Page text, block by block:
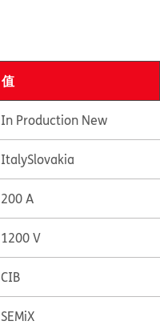
值
In Production New
ItalySlovakia
200 A
1200 V
CIB
SEMiX